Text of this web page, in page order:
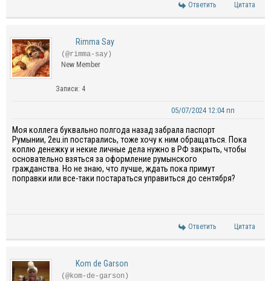
Ответить Цитата
Rimma Say
(@rimma-say)
New Member
Записи: 4
05/07/2024 12:04 пп
Моя коллега буквально полгода назад забрала паспорт
Румынии, 2eu.in постарались, тоже хочу к ним обращаться. Пока
коплю денежку и некие личные дела нужно в РФ закрыть, чтобы
основательно взяться за оформление румынского
гражданства. Но не знаю, что лучше, ждать пока примут
поправки или все-таки постараться управиться до сентября?
Ответить Цитата
Kom de Garson
(@kom-de-garson)